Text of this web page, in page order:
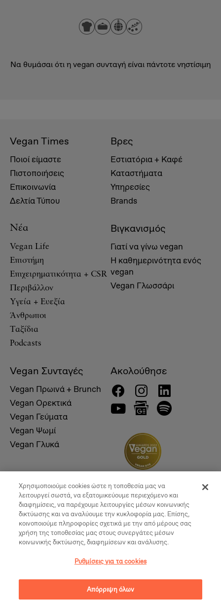
Να θυμάσαι ότι η vegan συνταγή είναι πάντοτε νηστίσιμη
Vegan Times
Ποιοί είμαστε
Πιστοποιήσεις
Επικοινωνία
Δελτία Τύπου
Βρες
Εστιατόρια + Καφέ
Καταστήματα
Υπηρεσίες
Brands
Νέα
Vegan Life
Επιστήμη
Επιχειρηματικότητα + CSR
Περιβάλλον
Υγεία + Ευεξία
Άνθρωποι
Ταξίδια
Podcasts
Βιγκανισμός
Γιατί να γίνω vegan
Η καθημερινότητα ενός
vegan
Vegan Γλωσσάρι
Vegan Συνταγές
Vegan Πρωινά + Brunch
Vegan Ορεκτικά
Vegan Γεύματα
Vegan Ψωμί
Vegan Γλυκά
Ακολούθησε
© 2026, Vegan Times. All Rights Reserved
Created by
Χρησιμοποιούμε cookies ώστε η τοποθεσία μας να
λειτουργεί σωστά, να εξατομικεύουμε περιεχόμενο και
διαφημίσεις, να παρέχουμε λειτουργίες μέσων κοινωνικής
δικτύωσης και να αναλύουμε την κυκλοφορία μας. Επίσης,
κοινοποιούμε πληροφορίες σχετικά με την από μέρους σας
χρήση της τοποθεσίας μας στους συνεργάτες μέσων
κοινωνικής δικτύωσης, διαφημίσεων και ανάλυσης.
Ρυθμίσεις για τα cookies
Απόρριψη όλων